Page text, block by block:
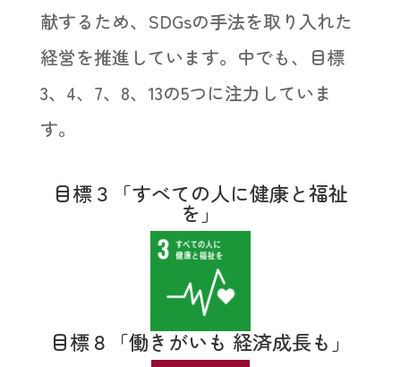
献するため、SDGsの手法を取り入れた
経営を推進しています。中でも、目標
3、4、7、8、13の5つに注力していま
す。
目標３「すべての人に健康と福祉
を」
目標８「働きがいも 経済成長も」